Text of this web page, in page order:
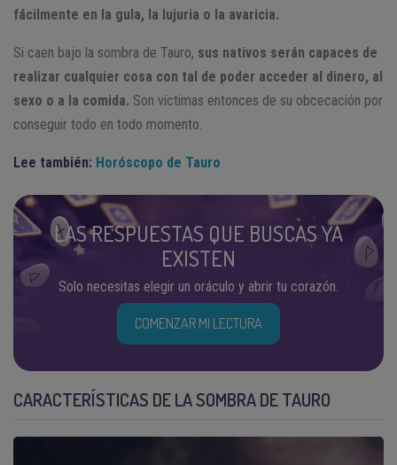
fácilmente en la gula, la lujuria o la avaricia.
Si caen bajo la sombra de Tauro, sus nativos serán capaces de
realizar cualquier cosa con tal de poder acceder al dinero, al
sexo o a la comida. Son víctimas entonces de su obcecación por
conseguir todo en todo momento.
Lee también: Horóscopo de Tauro
LAS RESPUESTAS QUE BUSCAS YA
EXISTEN
Solo necesitas elegir un oráculo y abrir tu corazón.
COMENZAR MI LECTURA
CARACTERÍSTICAS DE LA SOMBRA DE TAURO